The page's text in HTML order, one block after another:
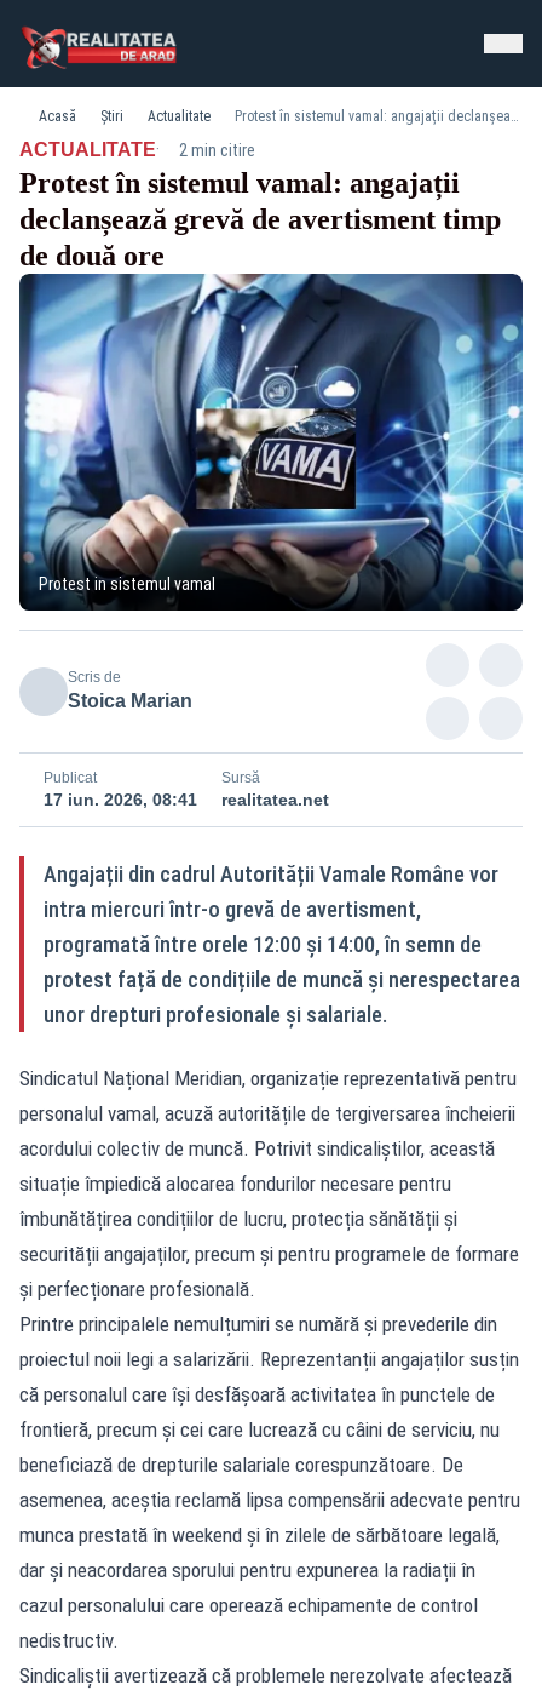
Acasă Știri Actualitate Protest în sistemul vamal: angajații declanșează grevă de avertisment timp de două ore
ACTUALITATE· 2 min citire
Protest în sistemul vamal: angajații
declanșează grevă de avertisment timp
de două ore
Protest in sistemul vamal
Scris de
Stoica Marian
Publicat
17 iun. 2026, 08:41
Sursă
realitatea.net
Angajații din cadrul Autorității Vamale Române vor
intra miercuri într-o grevă de avertisment,
programată între orele 12:00 și 14:00, în semn de
protest față de condițiile de muncă și nerespectarea
unor drepturi profesionale și salariale.
Sindicatul Național Meridian, organizație reprezentativă pentru
personalul vamal, acuză autoritățile de tergiversarea încheierii
acordului colectiv de muncă. Potrivit sindicaliștilor, această
situație împiedică alocarea fondurilor necesare pentru
îmbunătățirea condițiilor de lucru, protecția sănătății și
securității angajaților, precum și pentru programele de formare
și perfecționare profesională.
Printre principalele nemulțumiri se numără și prevederile din
proiectul noii legi a salarizării. Reprezentanții angajaților susțin
că personalul care își desfășoară activitatea în punctele de
frontieră, precum și cei care lucrează cu câini de serviciu, nu
beneficiază de drepturile salariale corespunzătoare. De
asemenea, aceștia reclamă lipsa compensării adecvate pentru
munca prestată în weekend și în zilele de sărbătoare legală,
dar și neacordarea sporului pentru expunerea la radiații în
cazul personalului care operează echipamente de control
nedistructiv.
Sindicaliștii avertizează că problemele nerezolvate afectează